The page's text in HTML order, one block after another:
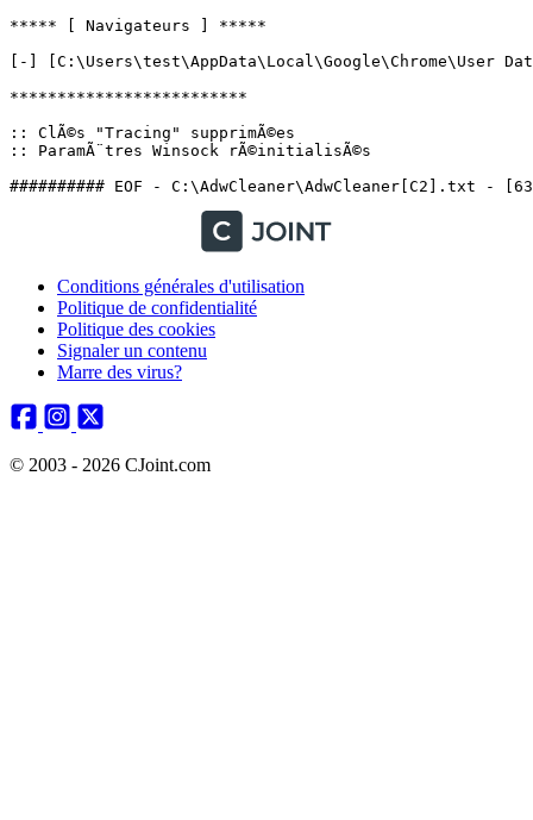
***** [ Navigateurs ] *****
[-] [C:\Users\test\AppData\Local\Google\Chrome\User
*************************
:: ClÃ©s "Tracing" supprimÃ©es
:: ParamÃ¨tres Winsock rÃ©initialisÃ©s
Conditions générales d'utilisation
Politique de confidentialité
Politique des cookies
Signaler un contenu
Marre des virus?
© 2003 - 2026 CJoint.com